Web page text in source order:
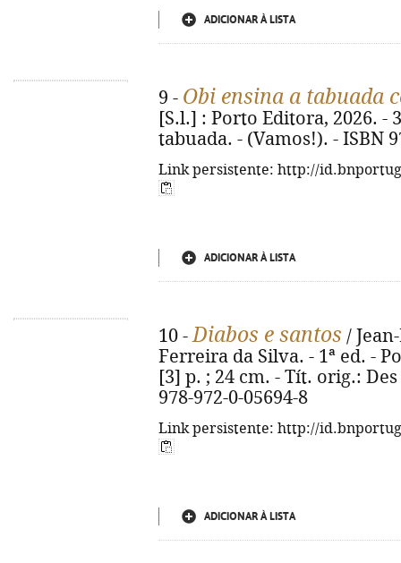
ADICIONAR À LISTA
9 - Obi ensina a tabuada
[S.l.] : Porto Editora, 2026. -
tabuada. - (Vamos!). - ISBN
Link persistente: http://
ADICIONAR À LISTA
10 -Diabos e santos /
Ferreira da Silva. - 1ª ed. -
[3] p. ; 24 cm. - Tít. orig.:
978-972-0-05694-8
Link persistente: http://
ADICIONAR À LISTA